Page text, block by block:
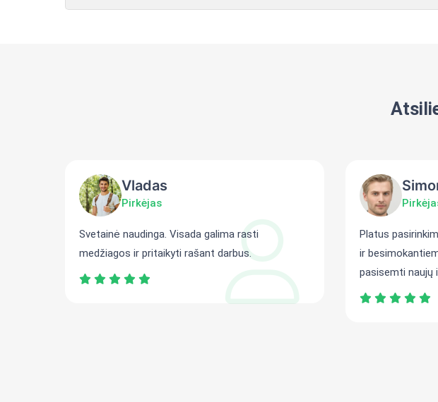
Vladas
Pirkėjas
Svetainė naudinga. Visada galima rasti
medžiagos ir pritaikyti rašant darbus.
Platus
ir
pasisemti naujų